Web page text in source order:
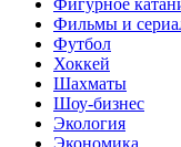
Фигурное
Фильмы и
Футбол
Хоккей
Шахматы
Шоу-бизнес
Экология